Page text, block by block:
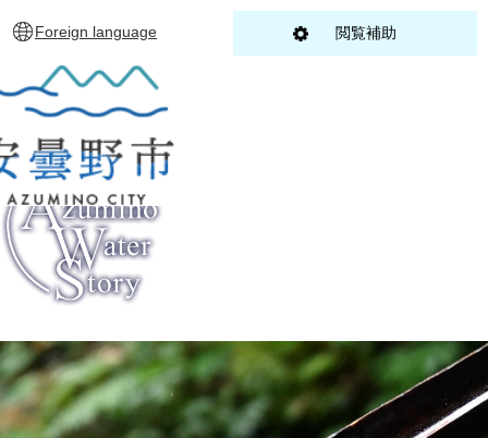
ー
先
で
す
。
メニューを飛ばして本文へ
閲覧補助
Foreign language